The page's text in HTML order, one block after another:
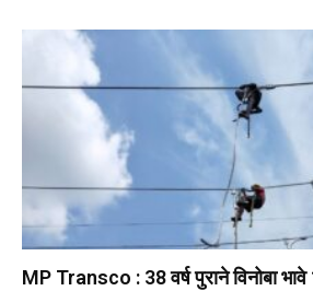
MP Transco : 38 वर्ष पुराने विनोबा